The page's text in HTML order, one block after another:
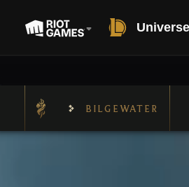
BILGEWATER
Universe